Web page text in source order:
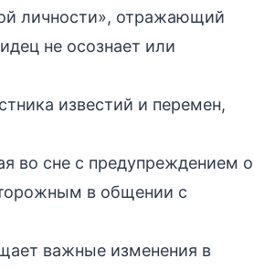
личности», отражающий
не осознает или
известий и перемен,
во сне с предупреждением о
в общении с
важные изменения в